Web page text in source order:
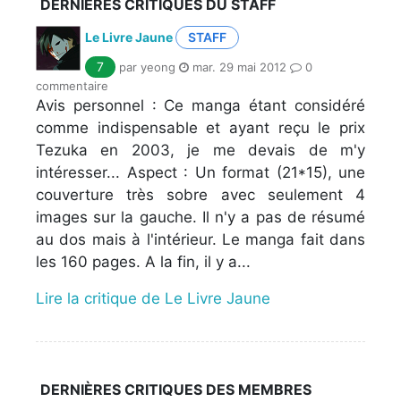
DERNIÈRES CRITIQUES DU STAFF
Le Livre Jaune
STAFF
7
par yeong mar. 29 mai 2012
0
commentaire
Avis personnel : Ce manga étant considéré
comme indispensable et ayant reçu le prix
Tezuka en 2003, je me devais de m'y
intéresser... Aspect : Un format (21*15), une
couverture très sobre avec seulement 4
images sur la gauche. Il n'y a pas de résumé
au dos mais à l'intérieur. Le manga fait dans
les 160 pages. A la fin, il y a...
Lire la critique de Le Livre Jaune
DERNIÈRES CRITIQUES DES MEMBRES